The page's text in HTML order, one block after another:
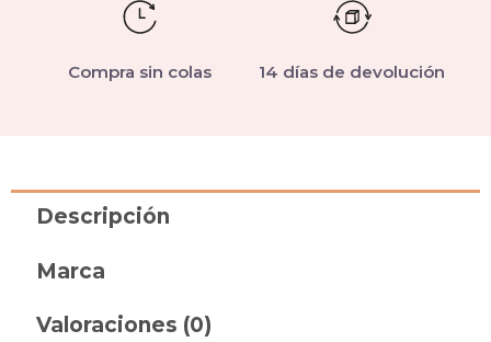
Compra sin colas 14 días de devolución
Descripción
Marca
Valoraciones (0)